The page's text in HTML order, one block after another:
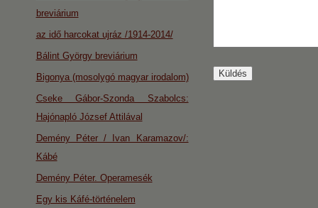
breviárium
az idő harcokat ujráz /1914-2014/
Bálint György breviárium
Bigonya (mosolygó magyar irodalom)
Cseke Gábor-Szonda Szabolcs:
Hajónapló József Attilával
Demény Péter / Ivan Karamazov/:
Kábé
Demény Péter. Operamesék
Egy kis Káfé-történelem